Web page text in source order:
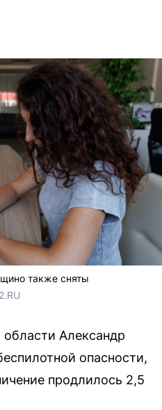
также сняты
Александр
опасности,
продлилось 2,5